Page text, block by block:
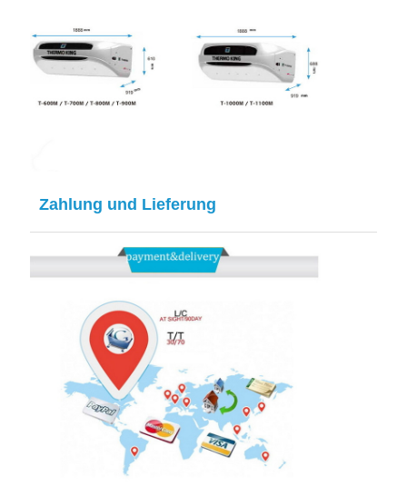
Zahlung und Lieferung